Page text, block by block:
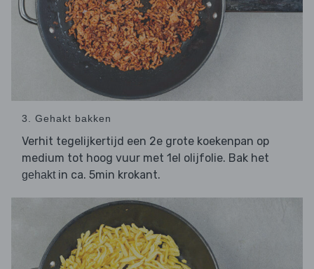
3. Gehakt bakken
Verhit tegelijkertijd een 2e grote koekenpan op
medium tot hoog vuur met 1el olijfolie. Bak het
gehaktin ca. 5min krokant.